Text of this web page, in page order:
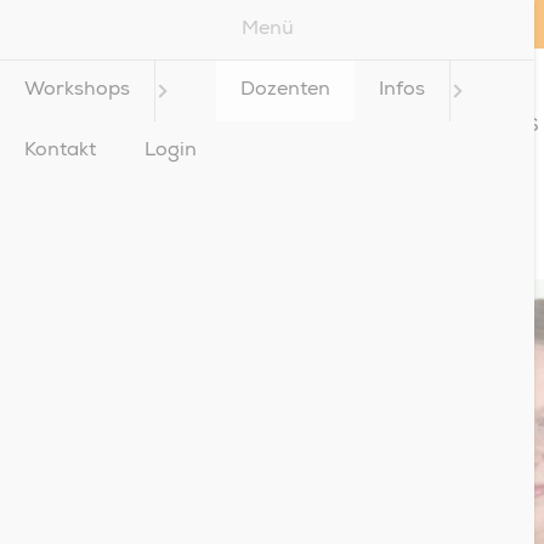
WORKSHOPS
Menü
Workshops Dozenten Infos
Kontakt Login